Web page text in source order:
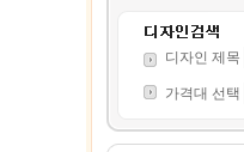
디자인 제목
가격대 선택